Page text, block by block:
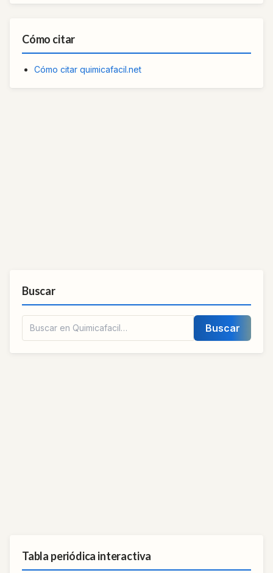
Cómo citar
Cómo citar quimicafacil.net
Buscar
Buscar
Tabla periódica interactiva